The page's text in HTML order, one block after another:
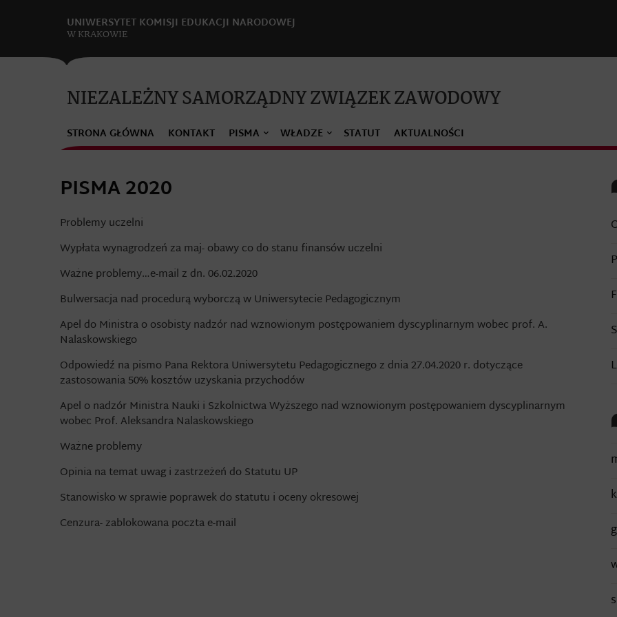
UNIWERSYTET KOMISJI EDUKACJI NARODOWEJ
W KRAKOWIE
NIEZALEŻNY SAMORZĄDNY ZWIĄZEK ZAWODOWY
STRONA GŁÓWNA KONTAKT PISMA WŁADZE STATUT AKTUALNOŚCI
PISMA 2020
Problemy uczelni
Wypłata wynagrodzeń za maj- obawy co do stanu finansów uczelni
Ważne problemy…e-mail z dn. 06.02.2020
Bulwersacja nad procedurą wyborczą w Uniwersytecie Pedagogicznym
Apel do Ministra o osobisty nadzór nad wznowionym postępowaniem dyscyplinarnym wobec prof. A.
Nalaskowskiego
Odpowiedź na pismo Pana Rektora Uniwersytetu Pedagogicznego z dnia 27.04.2020 r. dotyczące
zastosowania 50% kosztów uzyskania przychodów
Apel o nadzór Ministra Nauki i Szkolnictwa Wyższego nad wznowionym postępowaniem dyscyplinarnym
wobec Prof. Aleksandra Nalaskowskiego
Ważne problemy
Opinia na temat uwag i zastrzeżeń do Statutu UP
Stanowisko w sprawie poprawek do statutu i oceny okresowej
Cenzura- zablokowana poczta e-mail